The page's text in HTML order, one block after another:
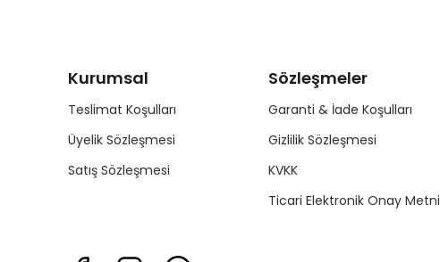
Kurumsal
Teslimat Koşulları
Üyelik Sözleşmesi
Satış Sözleşmesi
Sözleşmeler
Garanti & İade Koşulları
Gizlilik Sözleşmesi
KVKK
Ticari Elektronik Onay Metni